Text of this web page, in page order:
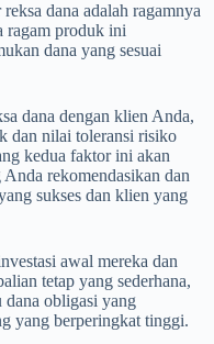
dana adalah ragamnya
ragam produk ini
dana yang sesuai
dana dengan klien Anda,
dan nilai toleransi risiko
kedua faktor ini akan
rekomendasikan dan
sukses dan klien yang
awal mereka dan
tetap yang sederhana,
dana obligasi yang
yang berperingkat tinggi.